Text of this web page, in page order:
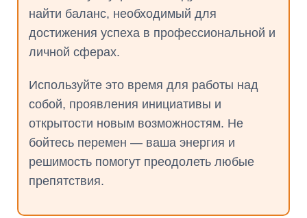
найти баланс, необходимый для
достижения успеха в профессиональной и
личной сферах.
Используйте это время для работы над
собой, проявления инициативы и
открытости новым возможностям. Не
бойтесь перемен — ваша энергия и
решимость помогут преодолеть любые
препятствия.